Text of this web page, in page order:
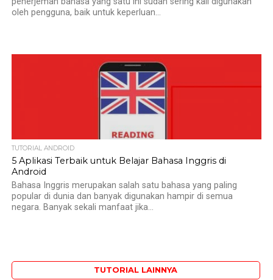
oleh pengguna, baik untuk keperluan...
TUTORIAL ANDROID
5 Aplikasi Terbaik untuk Belajar Bahasa Inggris di
Android
Bahasa Inggris merupakan salah satu bahasa yang paling
popular di dunia dan banyak digunakan hampir di semua
negara. Banyak sekali manfaat jika...
TUTORIAL LAINNYA